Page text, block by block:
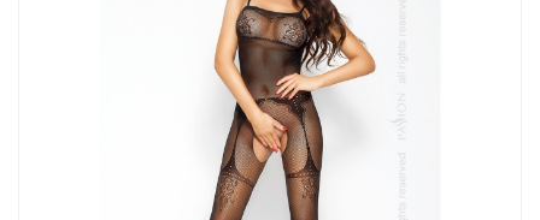
Гарантии и возврат
Беспроцентная рассрочка